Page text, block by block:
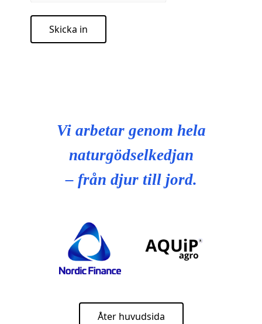
Skicka in
Vi arbetar genom hela
naturgödselkedjan
– från djur till jord.
Åter huvudsida